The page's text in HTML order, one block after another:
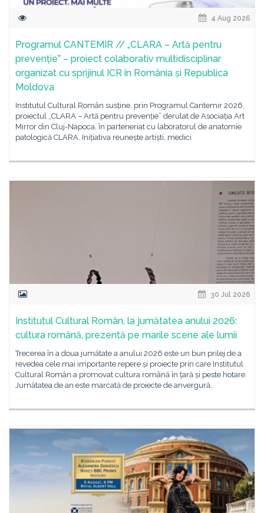
4 Aug 2026
Programul CANTEMIR // „CLARA – Artă pentru
prevenție” – proiect colaborativ multidisciplinar
organizat cu sprijinul ICR în România și Republica
Moldova
Institutul Cultural Român susține, prin Programul Cantemir 2026,
proiectul „CLARA – Artă pentru prevenție” derulat de Asociația Art
Mirror din Cluj-Napoca, în parteneriat cu laboratorul de anatomie
patologică CLARA. Inițiativa reunește artiști, medici
30 Jul 2026
Institutul Cultural Român, la jumătatea anului 2026:
cultura română, prezentă pe marile scene ale lumii
Trecerea în a doua jumătate a anului 2026 este un bun prilej de a
revedea cele mai importante repere și proiecte prin care Institutul
Cultural Român a promovat cultura română în țară și peste hotare.
Jumătatea de an este marcată de proiecte de anvergură,